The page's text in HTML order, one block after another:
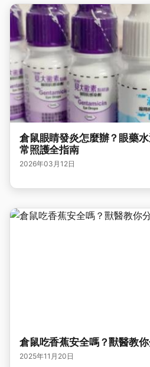
倉鼠眼睛發炎怎麼辦？眼藥
常照護全指南
2026年03月12日
倉鼠吃香蕉安全嗎？獸醫教
2025年11月20日